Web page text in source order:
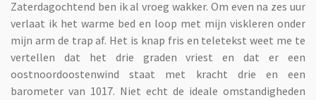
Zaterdagochtend ben ik al vroeg wakker. Om even na zes uur
verlaat ik het warme bed en loop met mijn viskleren onder
mijn arm de trap af. Het is knap fris en teletekst weet me te
vertellen dat het drie graden vriest en dat er een
oostnoordoostenwind staat met kracht drie en een
barometer van 1017. Niet echt de ideale omstandigheden